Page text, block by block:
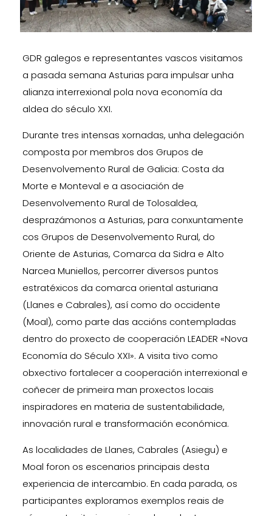
GDR galegos e representantes vascos visitamos
a pasada semana Asturias para impulsar unha
alianza interrexional pola nova economía da
aldea do século XXI.
Durante tres intensas xornadas, unha delegación
composta por membros dos Grupos de
Desenvolvemento Rural de Galicia: Costa da
Morte e Monteval e a asociación de
Desenvolvemento Rural de Tolosaldea,
desprazámonos a Asturias, para conxuntamente
cos Grupos de Desenvolvemento Rural, do
Oriente de Asturias, Comarca da Sidra e Alto
Narcea Muniellos, percorrer diversos puntos
estratéxicos da comarca oriental asturiana
(Llanes e Cabrales), así como do occidente
(Moal), como parte das accións contempladas
dentro do proxecto de cooperación LEADER «Nova
Economía do Século XXI». A visita tivo como
obxectivo fortalecer a cooperación interrexional e
coñecer de primeira man proxectos locais
inspiradores en materia de sustentabilidade,
innovación rural e transformación económica.
As localidades de Llanes, Cabrales (Asiegu) e
Moal foron os escenarios principais desta
experiencia de intercambio. En cada parada, os
participantes exploramos exemplos reais de